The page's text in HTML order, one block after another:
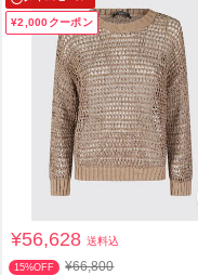
¥2,000クーポン
¥56,628送料込
15%OFF ¥66,800